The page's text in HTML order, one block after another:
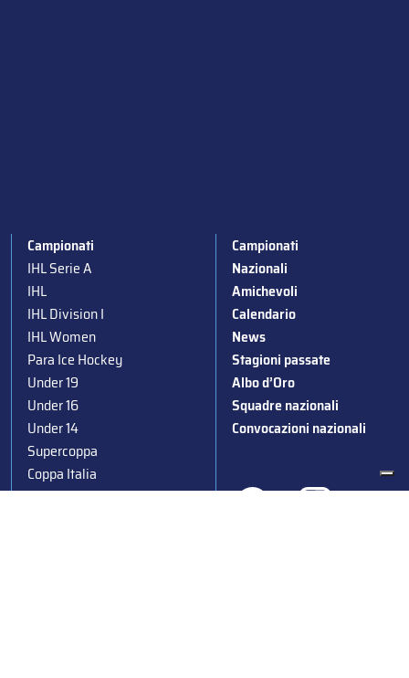
Campionati
IHL Serie A
IHL
IHL Division I
IHL Women
Para Ice Hockey
Under 19
Under 16
Under 14
Supercoppa
Coppa Italia
Campionati
Nazionali
Amichevoli
Calendario
News
Stagioni passate
Albo d’Oro
Squadre nazionali
Convocazioni nazionali